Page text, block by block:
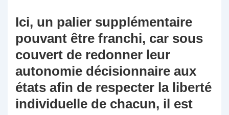
Ici, un palier supplémentaire
pouvant être franchi, car sous
couvert de redonner leur
autonomie décisionnaire aux
états afin de respecter la liberté
individuelle de chacun, il est